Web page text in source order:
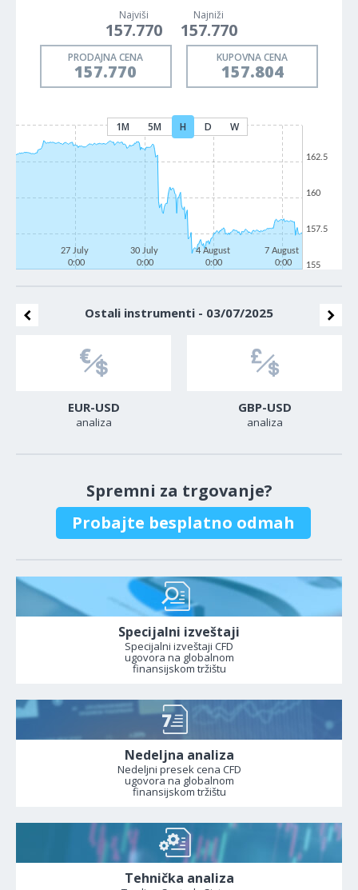
Najviši
157.770
Najniži
157.770
PRODAJNA CENA
157.770
KUPOVNA CENA
157.804
1M 5M H D W
27 July
0:00
30 July
0:00
4 August
0:00
7 August
0:00
155
157.5
160
162.5
Ostali instrumenti - 03/07/2025
EUR-USD
analiza
GBP-USD
analiza
Spremni za trgovanje?
Probajte besplatno odmah
Specijalni izveštaji
Specijalni izveštaji CFD
ugovora na globalnom
finansijskom tržištu
Nedeljna analiza
Nedeljni presek cena CFD
ugovora na globalnom
finansijskom tržištu
Tehnička analiza